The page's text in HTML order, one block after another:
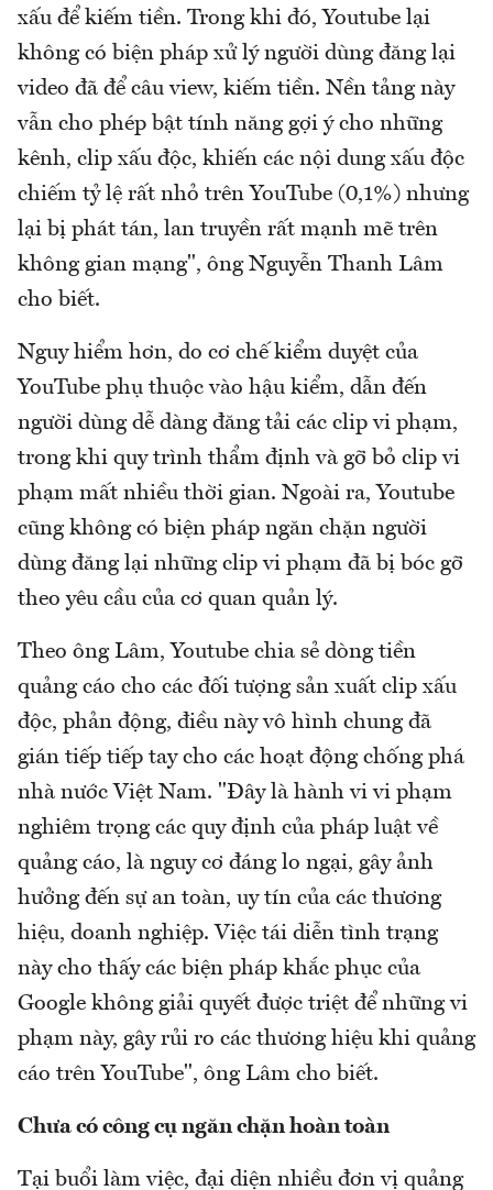
xấu để kiếm tiền. Trong khi đó, Youtube lại
không có biện pháp xử lý người dùng đăng lại
video đã để câu view, kiếm tiền. Nền tảng này
vẫn cho phép bật tính năng gợi ý cho những
kênh, clip xấu độc, khiến các nội dung xấu độc
chiếm tỷ lệ rất nhỏ trên YouTube (0,1%) nhưng
lại bị phát tán, lan truyền rất mạnh mẽ trên
không gian mạng", ông Nguyễn Thanh Lâm
cho biết.
Nguy hiểm hơn, do cơ chế kiểm duyệt của
YouTube phụ thuộc vào hậu kiểm, dẫn đến
người dùng dễ dàng đăng tải các clip vi phạm,
trong khi quy trình thẩm định và gỡ bỏ clip vi
phạm mất nhiều thời gian. Ngoài ra, Youtube
cũng không có biện pháp ngăn chặn người
dùng đăng lại những clip vi phạm đã bị bóc gỡ
theo yêu cầu của cơ quan quản lý.
Theo ông Lâm, Youtube chia sẻ dòng tiền
quảng cáo cho các đối tượng sản xuất clip xấu
độc, phản động, điều này vô hình chung đã
gián tiếp tiếp tay cho các hoạt động chống phá
nhà nước Việt Nam. "Đây là hành vi vi phạm
nghiêm trọng các quy định của pháp luật về
quảng cáo, là nguy cơ đáng lo ngại, gây ảnh
hưởng đến sự an toàn, uy tín của các thương
hiệu, doanh nghiệp. Việc tái diễn tình trạng
này cho thấy các biện pháp khắc phục của
Google không giải quyết được triệt để những vi
phạm này, gây rủi ro các thương hiệu khi quảng
cáo trên YouTube", ông Lâm cho biết.
Chưa có công cụ ngăn chặn hoàn toàn
Tại buổi làm việc, đại diện nhiều đơn vị quảng